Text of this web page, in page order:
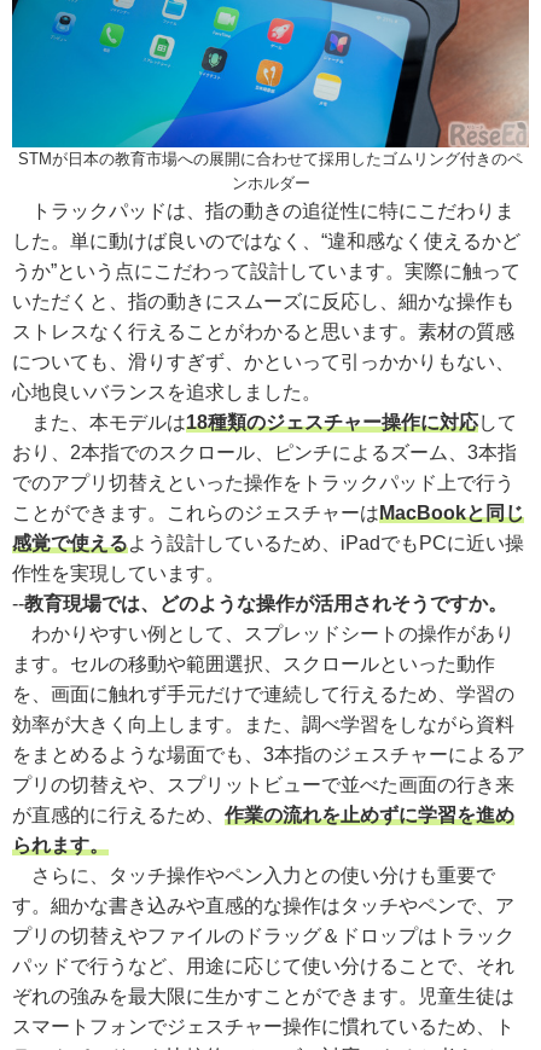
STMが日本の教育市場への展開に合わせて採用したゴムリング付きのペ
ンホルダー
トラックパッドは、指の動きの追従性に特にこだわりま
した。単に動けば良いのではなく、“違和感なく使えるかど
うか”という点にこだわって設計しています。実際に触って
いただくと、指の動きにスムーズに反応し、細かな操作も
ストレスなく行えることがわかると思います。素材の質感
についても、滑りすぎず、かといって引っかかりもない、
心地良いバランスを追求しました。
また、本モデルは18種類のジェスチャー操作に対応して
おり、2本指でのスクロール、ピンチによるズーム、3本指
でのアプリ切替えといった操作をトラックパッド上で行う
ことができます。これらのジェスチャーはMacBookと同じ
感覚で使えるよう設計しているため、iPadでもPCに近い操
作性を実現しています。
--教育現場では、どのような操作が活用されそうですか。
わかりやすい例として、スプレッドシートの操作があり
ます。セルの移動や範囲選択、スクロールといった動作
を、画面に触れず手元だけで連続して行えるため、学習の
効率が大きく向上します。また、調べ学習をしながら資料
をまとめるような場面でも、3本指のジェスチャーによるア
プリの切替えや、スプリットビューで並べた画面の行き来
が直感的に行えるため、 作業の流れを止めずに学習を進め
られます。
さらに、タッチ操作やペン入力との使い分けも重要で
す。細かな書き込みや直感的な操作はタッチやペンで、ア
プリの切替えやファイルのドラッグ＆ドロップはトラック
パッドで行うなど、用途に応じて使い分けることで、それ
ぞれの強みを最大限に生かすことができます。児童生徒は
スマートフォンでジェスチャー操作に慣れているため、ト